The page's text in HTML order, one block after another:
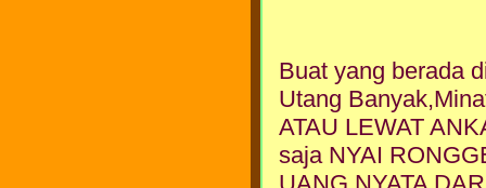
Buat yang berada
Utang
ATAU LEWAT
saja NYAI